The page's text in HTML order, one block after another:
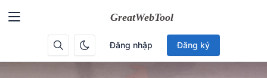
Đăng nhập Đăng ký